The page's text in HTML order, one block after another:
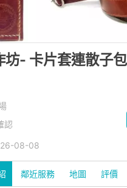
坊- 卡片套連散子
認
08-08
鄰近服務 地圖 評價